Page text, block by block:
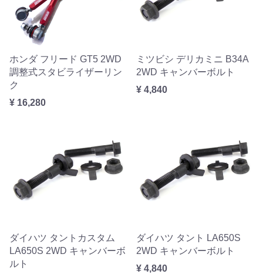
ホンダ フリード GT5 2WD
調整式スタビライザーリン
ク
¥ 16,280
ミツビシ デリカミニ B34A
2WD キャンバーボルト
¥ 4,840
ダイハツ タントカスタム
LA650S 2WD キャンバーボ
ルト
ダイハツ タント LA650S
2WD キャンバーボルト
¥ 4,840